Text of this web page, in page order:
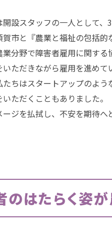
設スタッフの一人として、
賀市と『農業と福祉の包括
業分野で障害者雇用に関す
いただきながら雇用を進め
たちはスタートアップのよ
いただくこともありました。
ージを払拭し、不安を期待
のはたらく姿